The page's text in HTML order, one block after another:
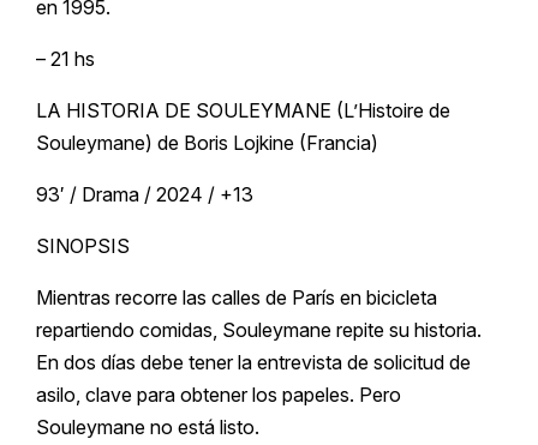
en 1995.
– 21 hs
LA HISTORIA DE SOULEYMANE (L’Histoire de
Souleymane) de Boris Lojkine (Francia)
93′ / Drama / 2024 / +13
SINOPSIS
Mientras recorre las calles de París en bicicleta
repartiendo comidas, Souleymane repite su historia.
En dos días debe tener la entrevista de solicitud de
asilo, clave para obtener los papeles. Pero
Souleymane no está listo.